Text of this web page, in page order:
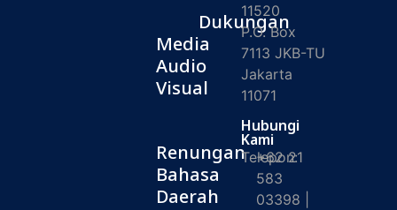
Media
Audio
Visual
Renungan
Bahasa
Daerah
Dukungan
11520
P.O. Box
7113 JKB-TU
Jakarta
11071
Hubungi
Kami
Telepon:
+62 21
583
03398 |